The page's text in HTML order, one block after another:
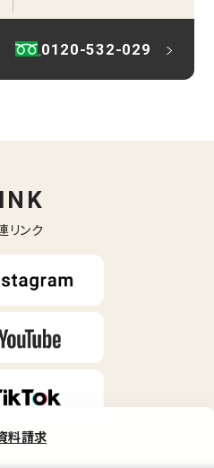
料請求
0120-532-029
0120-532-029
リンク